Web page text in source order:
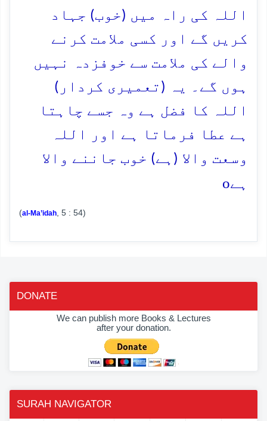
اللہ کی راہ میں (خوب) جہاد
کریں گے اور کسی ملامت کرنے
والے کی ملامت سے خوفزدہ نہیں
ہوں گے۔ یہ (تعمیری کردار)
اللہ کا فضل ہے وہ جسے چاہتا
ہے عطا فرماتا ہے اور اللہ
وسعت والا (ہے) خوب جاننے والا
ہےo
(al-Ma’idah , 5 : 54)
DONATE
We can publish more Books & Lectures
after your donation.
SURAH NAVIGATOR